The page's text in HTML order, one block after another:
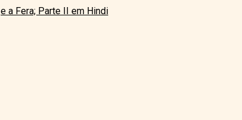
e a Fera; Parte II em Hindi